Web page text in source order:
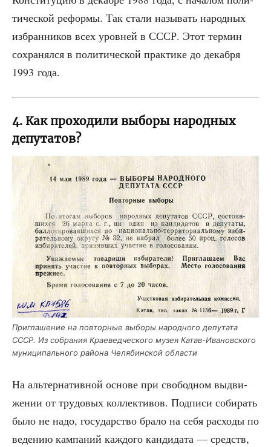
ти­че­ской рефор­мы. Так ста­ли назы­вать народ­ных
избран­ни­ков всех уров­ней в СССР. Этот тер­мин
сохра­нял­ся в поли­ти­че­ской прак­ти­ке до декаб­ря
1993 года.
4. Как проходили выборы народных
депутатов?
При­гла­ше­ние на повтор­ные выбо­ры народ­но­го депу­та­та
СССР. Из собра­ния Кра­е­вед­че­ско­го музея Катав-Ива­нов­ско­го
муни­ци­паль­но­го рай­о­на Челя­бин­ской области
На аль­тер­на­тив­ной осно­ве при сво­бод­ном выдви­
же­нии от тру­до­вых кол­лек­ти­вов. Под­пи­си соби­рать
было не надо, госу­дар­ство бра­ло на себя рас­хо­ды по
веде­нию кам­па­ний каж­до­го кан­ди­да­та — средств,